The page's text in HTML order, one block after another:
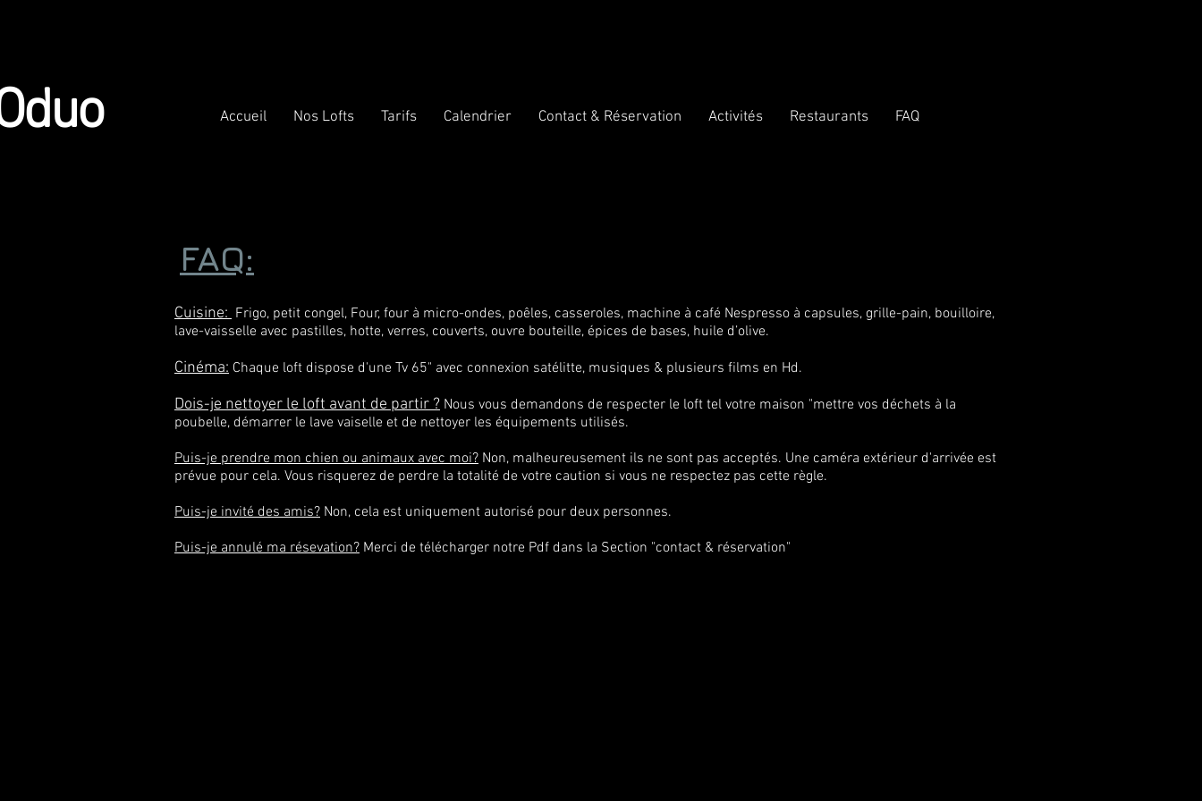
Accueil Nos Lofts Tarifs Calendrier Contact & Réservation Activités Restaurants FAQ
FAQ:
Cuisine: Frigo, petit congel, Four, four à micro-ondes, poêles, casseroles, machine à café Nespresso à capsules, grille-pain, bouilloire,
lave-vaisselle avec pastilles, hotte, verres, couverts, ouvre bouteille, épices de bases, huile d’olive.
Cinéma: Chaque loft dispose d'une Tv 65" avec connexion satélitte, musiques & plusieurs films en Hd.
Dois-je nettoyer le loft avant de partir ? Nous vous demandons de respecter le loft tel votre maison "mettre vos déchets à la
poubelle, démarrer le lave vaiselle et de nettoyer les équipements utilisés.
Puis-je prendre mon chien ou animaux avec moi? Non, malheureusement ils ne sont pas acceptés. Une caméra extérieur d'arrivée est
prévue pour cela. Vous risquerez de perdre la totalité de votre caution si vous ne respectez pas cette règle.
Puis-je invité des amis? Non, cela est uniquement autorisé pour deux personnes.
Puis-je annulé ma résevation? Merci de télécharger notre Pdf dans la Section "contact & réservation"